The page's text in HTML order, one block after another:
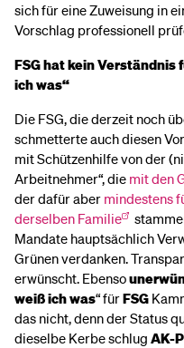
sich für eine Zuweisung in
Vorschlag professionell
FSG hat kein Verständnis
ich was“
Die FSG, die derzeit noch
schmetterte auch diesen
mit Schützenhilfe von der
Arbeitnehmer“, die mit den
der dafür aber mindestens
derselben Familie
Mandate hauptsächlich
Grünen verdanken.
erwünscht. Ebenso
weiß ich was“ fürFSG
das nicht, denn der Status
dieselbe Kerbe schlug AK-